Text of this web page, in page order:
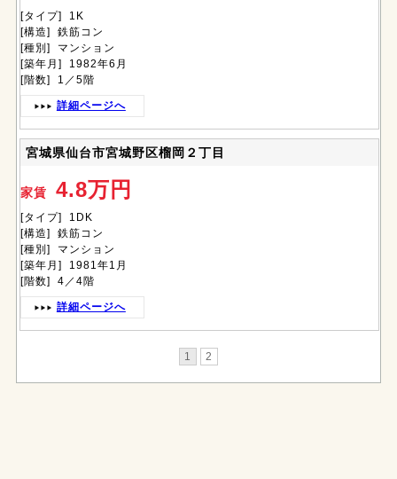
[タイプ] 1K
[構造] 鉄筋コン
[種別] マンション
[築年月] 1982年6月
[階数] 1／5階
詳細ページへ
宮城県仙台市宮城野区榴岡２丁目
家賃 4.8万円
[タイプ] 1DK
[構造] 鉄筋コン
[種別] マンション
[築年月] 1981年1月
[階数] 4／4階
詳細ページへ
1 2